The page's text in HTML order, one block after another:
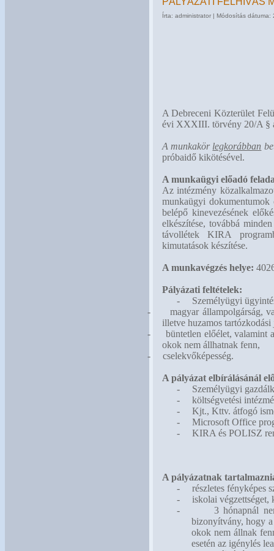
Írta: administrator | Módosítás dátuma:
A Debreceni Közterület
évi XXXIII. törvény 20/A §
A munkakör legkorábban
próbaidő kikötésével.
A munkaügyi előadó
Az intézmény
munkaügyi dokumentumok
belépő kinevezésének
elkészítése, továbbá
távollétek KIRA
kimutatások készítése.
A munkavégzés helye:
Pályázati feltételek:
-
Személyügyi
-
magyar állampolgárság,
illetve huzamos
-
büntetlen előélet, valamint
okok nem állhatnak fenn,
-
cselekvőképesség.
A pályázat elbírálásánál
-
Személyügyi
-
költségvetési
-
Kjt., Kttv. átfogó
-
Microsoft Office
-
KIRA és POLISZ
A pályázatnak
-
részletes fényképes
-
iskolai végzettséget,
-
3 hónapnál
bizonyítvány, hogy
okok nem állnak
esetén az igénylés